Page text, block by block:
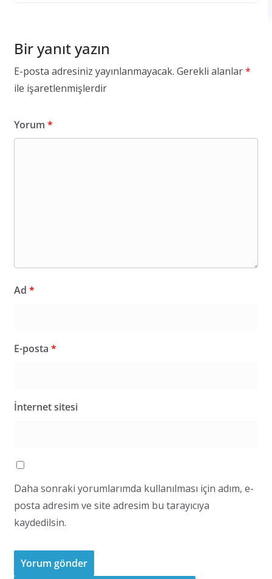
Bir yanıt yazın
E-posta adresiniz yayınlanmayacak. Gerekli alanlar*
ile işaretlenmişlerdir
Yorum *
Ad *
E-posta *
İnternet sitesi
Daha sonraki yorumlarımda kullanılması için adım, e-
posta adresim ve site adresim bu tarayıcıya
kaydedilsin.